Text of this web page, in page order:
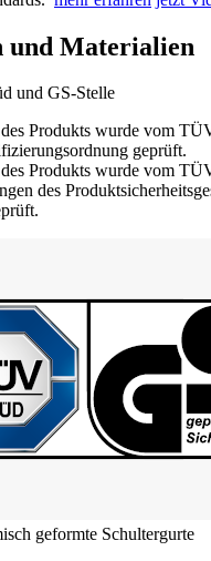
und Materialien
und GS-Stelle
Produkts wurde vom
geprüft.
Produkts wurde vom
des
geformte Schultergurte